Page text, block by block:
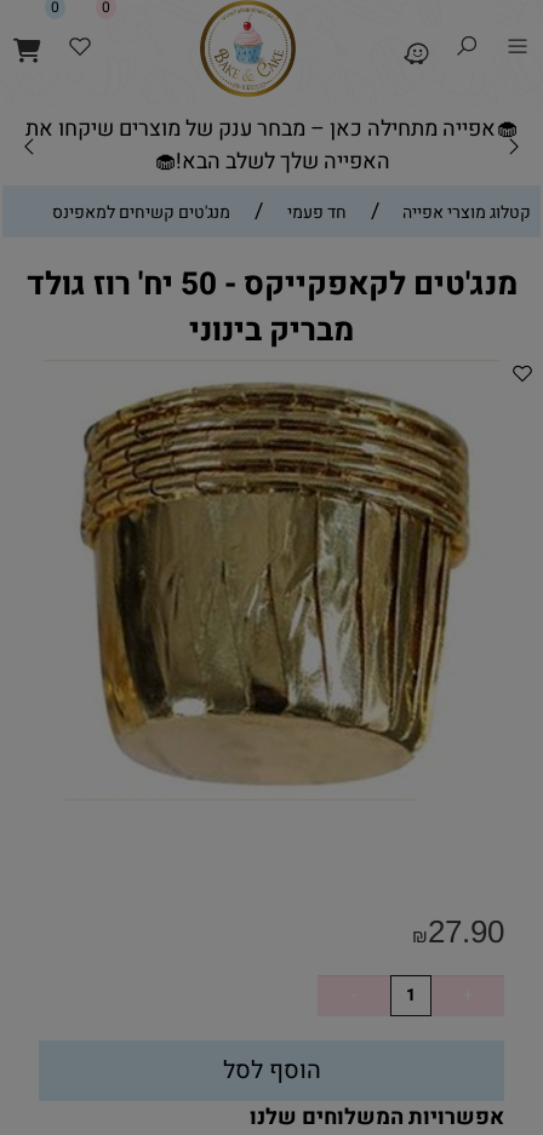
🧁אפייה מתחילה כאן – מבחר ענק של מוצרים שיקחו את
האפייה שלך לשלב הבא!🧁
0 0
קטלוג מוצרי אפייה / חד פעמי / מנג'טים קשיחים למאפינס
מנג'טים לקאפקייקס - 50 יח' רוז גולד
מבריק בינוני
₪27.90
הוסף לסל
אפשרויות המשלוחים שלנו